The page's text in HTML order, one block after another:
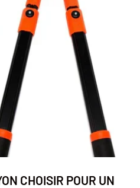
CHOISIR POUR UN